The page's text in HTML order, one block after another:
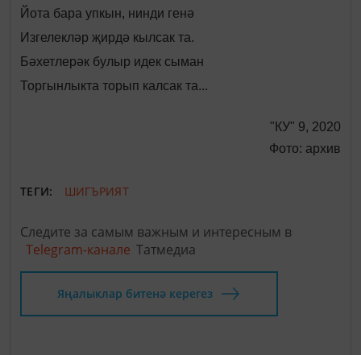
Йота бара упкын, нинди генә
Изгелекләр җирдә кылсак та.
Бәхетлерәк булыр идек сыман
Торгынлыкта торып калсак та...
"КУ" 9, 2020
Фото: архив
ТЕГИ: ШИГЪРИЯТ
Следите за самым важным и интересным в
Telegram-канале Татмедиа
Яңалыклар битенә керегез